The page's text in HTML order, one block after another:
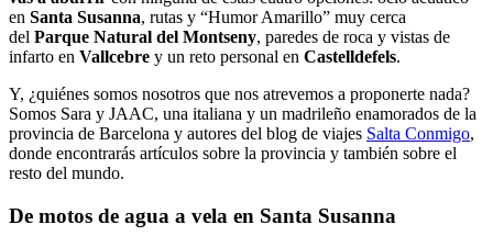
en Santa Susanna, rutas y “Humor Amarillo” muy cerca
del Parque Natural del Montseny, paredes de roca y vistas de
infarto en Vallcebre y un reto personal en Castelldefels.
Y, ¿quiénes somos nosotros que nos atrevemos a proponerte nada?
Somos Sara y JAAC, una italiana y un madrileño enamorados de la
provincia de Barcelona y autores del blog de viajes Salta Conmigo,
donde encontrarás artículos sobre la provincia y también sobre el
resto del mundo.
De motos de agua a vela en Santa Susanna